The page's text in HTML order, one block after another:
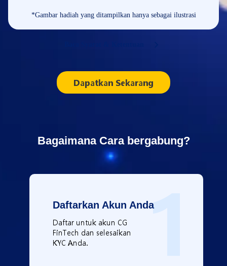
*Gambar hadiah yang ditampilkan hanya sebagai ilustrasi
Dapatkan Sekarang
Bagaimana Cara bergabung?
1
Daftarkan Akun Anda
Daftar untuk akun CG
FinTech dan selesaikan
KYC Anda.